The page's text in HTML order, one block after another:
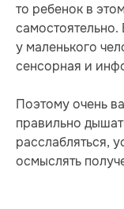
то ребенок в
у маленького
сенсорная и
Поэтому очень
правильно
расслабляться,
осмыслять